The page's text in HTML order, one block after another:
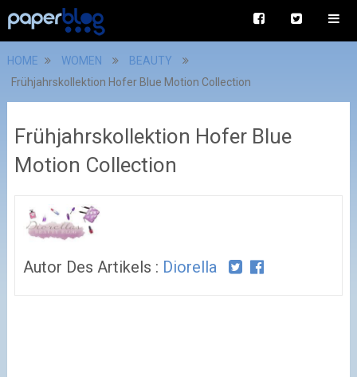
HOME WOMEN
BEAUTY
Frühjahrskollektion Hofer Blue Motion Collection
Frühjahrskollektion Hofer Blue
Motion Collection
Autor Des Artikels : Diorella